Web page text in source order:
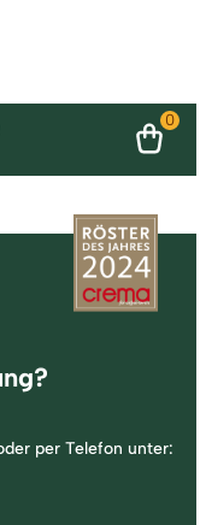
0
per Telefon unter: